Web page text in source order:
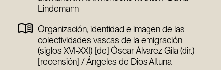
Lindemann
Organización, identidad e imagen de las
colectividades vascas de la emigración
(siglos XVI-XXI) [de] Óscar Álvarez Gila (dir.)
[recensión] / Ángeles de Dios Altuna